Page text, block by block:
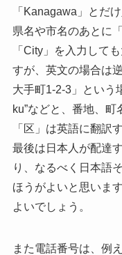
「Kanagawa」とだ
県名や市名のあとに
「City」を入力して
すが、英文の場合は
大手町1-2-3」という
ku”などと、番地、
「区」は英語に翻訳
最後は日本人が配達
り、なるべく日本語
ほうがよいと思いま
よいでしょう。
また電話番号は、例